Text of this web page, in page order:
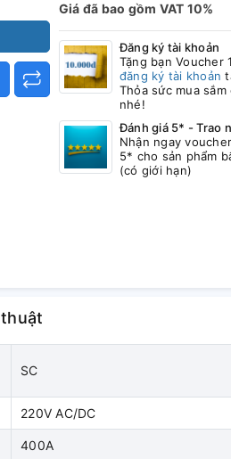
Giá đã bao gồm VAT 10%
Đăng ký tài khoản
Tặng bạn Voucher
đăng ký tài khoản
Thỏa sức mua
nhé!
Đánh giá 5* - Trao
Nhận ngay
5* cho sản phẩm
(có giới hạn)
SC
220V AC/DC
400A